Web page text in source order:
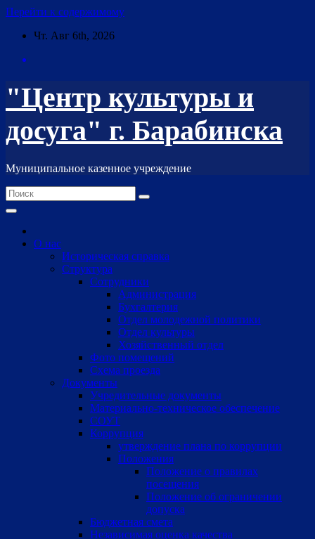
Перейти к содержимому
Чт. Авг 6th, 2026
"Центр культуры и
досуга" г. Барабинска
Муниципальное казенное учреждение
О нас
Историческая справка
Структура
Сотрудники
Администрация
Бухгалтерия
Отдел молодежной политики
Отдел культуры
Хозяйственный отдел
Фото помещений
Схема проезда
Документы
Учредительные документы
Материально-техническое обеспечение
СОУТ
Коррупция
утверждение плана по коррупции
Положения
Положение о правилах
посещения
Положение об ограничении
допуска
Бюджетная смета
Независимая оценка качества